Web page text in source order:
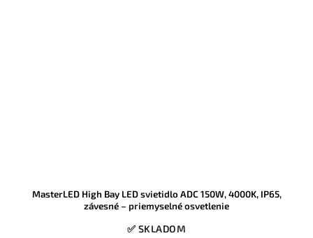
MasterLED High Bay LED svietidlo ADC 150W, 4000K, IP65,
závesné – priemyselné osvetlenie
✅ SKLADOM